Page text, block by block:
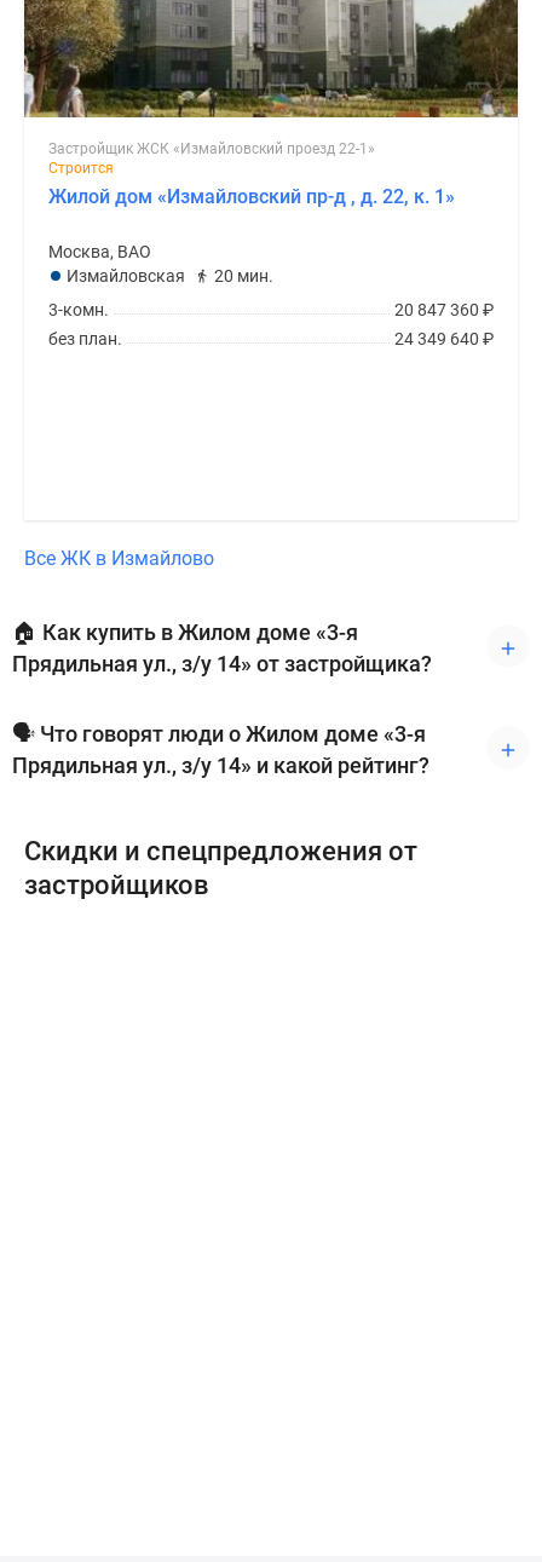
Застройщик ЖСК «Измайловский проезд 22-1»
Строится
Жилой дом «Измайловский пр-д , д. 22, к. 1»
Москва, ВАО
Измайловская
20 мин.
20 847 360 ₽
3-комн.
24 349 640 ₽
без план.
Все ЖК в Измайлово
🏠 Как купить в Жилом доме «3-я
Прядильная ул., з/у 14» от застройщика?
🗣 Что говорят люди о Жилом доме «3-я
Прядильная ул., з/у 14» и какой рейтинг?
Скидки и спецпредложения от
застройщиков